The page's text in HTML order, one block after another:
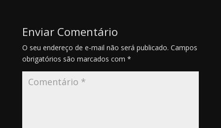
Enviar Comentário
O seu endereço de e-mail não será publicado. Campos
obrigatórios são marcados com *